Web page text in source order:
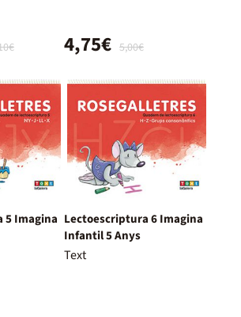
5,00€
4,75€
5 Imagina Lectoescriptura 6 Imagina
Infantil 5 Anys
Text